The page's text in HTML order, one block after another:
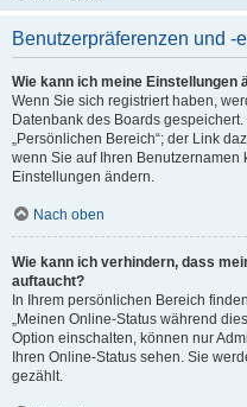
Benutzerpräferenzen und -
Wie kann ich meine Einstellungen
Wenn Sie sich registriert haben,
Datenbank des Boards
„Persönlichen Bereich“; der Link
wenn Sie auf Ihren Benutzernamen
Einstellungen ändern.
Nach oben
Wie kann ich verhindern, dass
auftaucht?
In Ihrem persönlichen Bereich
„Meinen Online-Status während
Option einschalten, können nur
Ihren Online-Status sehen. Sie
gezählt.